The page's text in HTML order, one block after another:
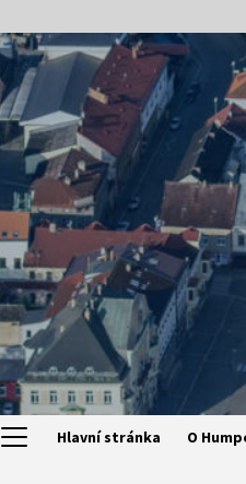
Hlavní stránka O